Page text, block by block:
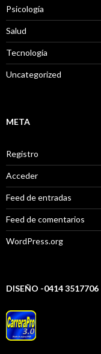
Psicología
Salud
Tecnología
Uncategorized
META
Registro
Acceder
Feed de entradas
Feed de comentarios
WordPress.org
DISEÑO -0414 3517706